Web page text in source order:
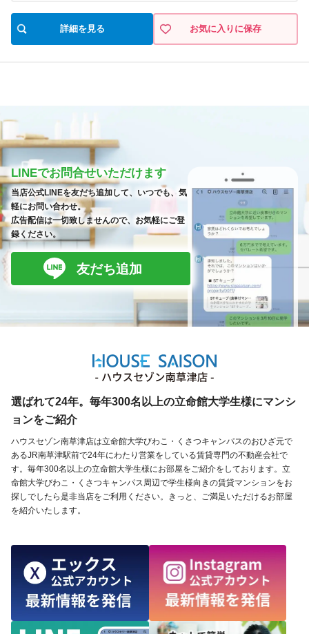
詳細を見る お気に入りに保存
LINEでお問合せいただけます
当店公式LINEを友だち追加して、いつでも、気
軽にお問い合わせ。
広告配信は一切致しませんので、お気軽にご登
録ください。
友だち追加
選ばれて24年。毎年300名以上の立命館大学生様にマンシ
ョンをご紹介
ハウスセゾン南草津店は立命館大学びわこ・くさつキャンパスのおひざ元で
あるJR南草津駅前で24年にわたり営業をしている賃貸専門の不動産会社で
す。毎年300名以上の立命館大学生様にお部屋をご紹介をしております。立
命館大学びわこ・くさつキャンパス周辺で学生様向きの賃貸マンションをお
探しでしたら是非当店をご利用ください。きっと、ご満足いただけるお部屋
を紹介いたします。